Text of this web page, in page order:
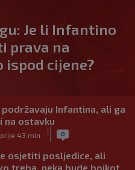
Je li Infantino
prava na
cijene?
podržavaju Infantina, ali ga
na ostavku
prije 43 min
| 0
osjetiti posljedice, ali
treba, neka bude bojkot